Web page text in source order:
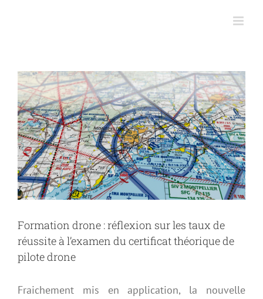
View
Larger
Image
Formation drone : réflexion sur les taux de
réussite à l’examen du certificat théorique de
pilote drone
Fraichement mis en application, la nouvelle